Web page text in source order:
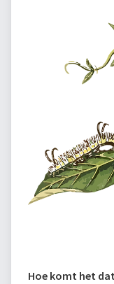
Hoe komt het